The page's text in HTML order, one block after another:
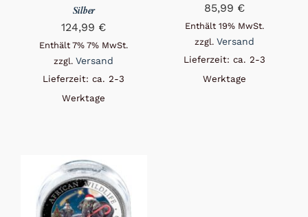
Silber
124,99 €
Enthält 7% 7% MwSt.
zzgl.Versand
Lieferzeit: ca. 2-3
Werktage
85,99 €
Enthält 19% MwSt.
zzgl. Versand
Lieferzeit: ca. 2-3
Werktage